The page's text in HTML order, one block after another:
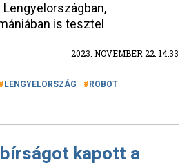
is tesztel
2023. NOVEMBER 22. 14:33
LENGYELORSZÁG
ROBOT
kapott a